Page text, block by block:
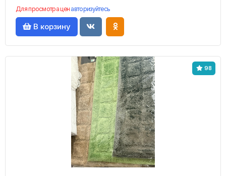
Для просмотра цен авторизуйтесь
В корзину
98